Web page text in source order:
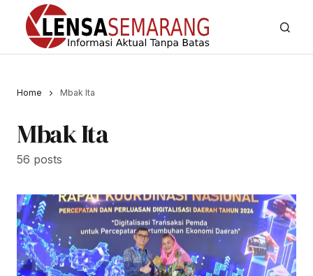
Home Mbak Ita
Mbak Ita
56 posts